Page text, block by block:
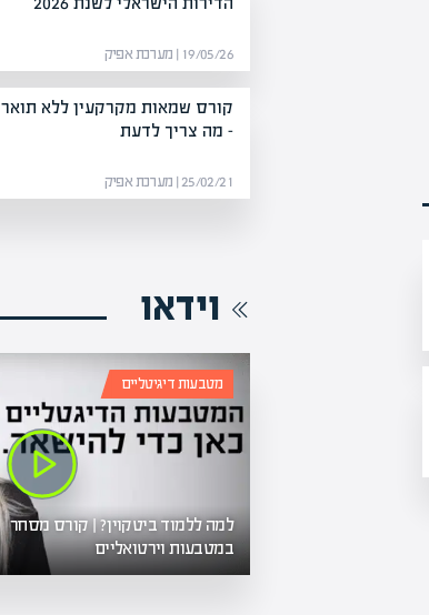
19/05/26 | מערכת אפיק
קורס שמאות מקרקעין ללא תואר
– מה צריך לדעת
25/02/21 | מערכת אפיק
וידאו
מטבעות דיגיטליים
למה ללמוד ביטקוין? | קורס מסחר
במטבעות וירטואליים